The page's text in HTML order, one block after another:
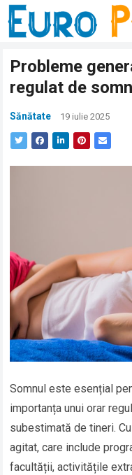
Probleme
regulat de
Sănătate 19 iulie 2025
Somnul este esențial
importanța unui orar
subestimată de tineri.
agitat, care include
facultății, activitățile